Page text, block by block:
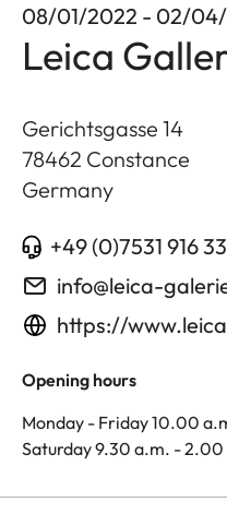
08/01/2022 - 02/
Leica
Gerichtsgasse 14
78462 Constance
Germany
+49 (0)7531 916
info@leica-
https://
Opening hours
Monday - Friday 10.00
Saturday 9.30 a.m. - 2.00